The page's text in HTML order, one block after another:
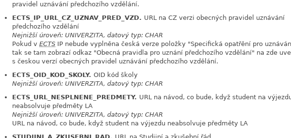
pravidel uznávání předchozího vzdělání.
ECTS_IP_URL_CZ_UZNAV_PRED_VZD. URL na CZ verzi obecných pravidel uznávání
předchozího vzdělání
Nejnižší úroveň: UNIVERZITA, datový typ: CHAR
Pokud v ECTS IP nebude vyplněna česká verze položky "Specifická opatřění pro
tak se tam zobrazí odkaz "Obecná pravidla pro uznání předchozího vzdělání" na zde
s českou verzí obecných pravidel uznávání předchozího vzdělání.
ECTS_OID_KOD_SKOLY. OID kód školy
Nejnižší úroveň: UNIVERZITA, datový typ: CHAR
ECTS_URL_NESPLNENE_PREDMETY. URL na návod, co bude, když student na
neabsolvuje předměty LA
Nejnižší úroveň: UNIVERZITA, datový typ: CHAR
URL na návod, co bude, když student na výjezdu neabsolvuje předměty LA